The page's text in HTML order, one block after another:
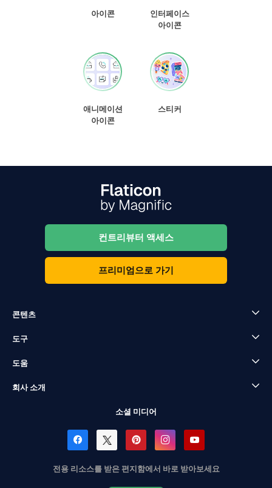
아이콘
인터페이스
아이콘
애니메이션
아이콘
스티커
컨트리뷰터 액세스
프리미엄으로 가기
콘텐츠
도구
도움
회사 소개
소셜 미디어
전용 리소스를 받은 편지함에서 바로 받아보세요